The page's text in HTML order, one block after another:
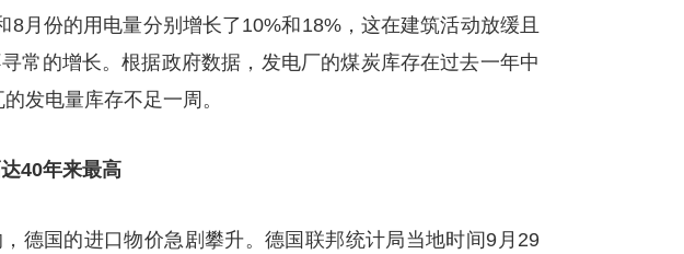
月份的用电量分别增长了10%和18%，这在建筑活动放缓且
常的增长。根据政府数据，发电厂的煤炭库存在过去一年中
发电量库存不足一周。
40年来最高
德国的进口物价急剧攀升。德国联邦统计局当地时间9月29